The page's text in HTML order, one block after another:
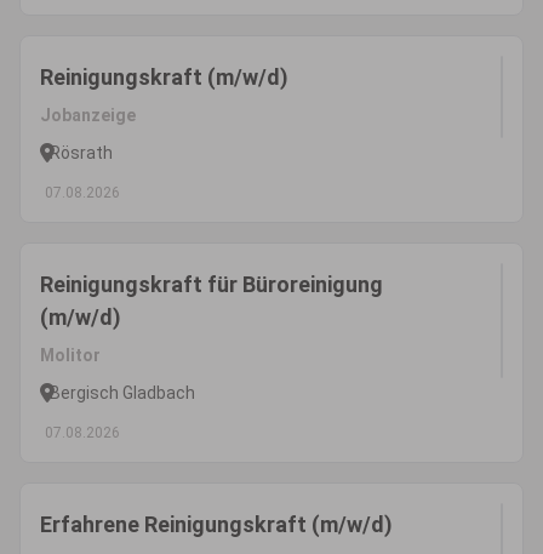
Reinigungskraft (m/w/d)
Jobanzeige
Rösrath
07.08.2026
Reinigungskraft für Büroreinigung
(m/w/d)
Molitor
Bergisch Gladbach
07.08.2026
Erfahrene Reinigungskraft (m/w/d)